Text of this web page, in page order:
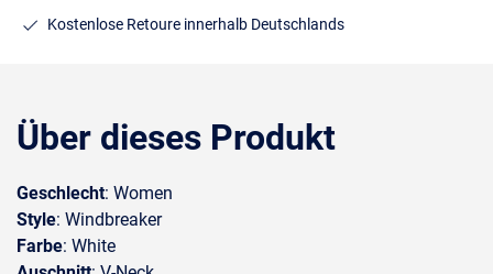
Kostenlose Retoure innerhalb Deutschlands
Über dieses Produkt
Geschlecht: Women
Style: Windbreaker
Farbe: White